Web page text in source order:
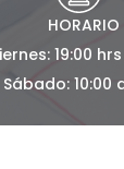
HORARIO
19:00
Sábado: 10:00